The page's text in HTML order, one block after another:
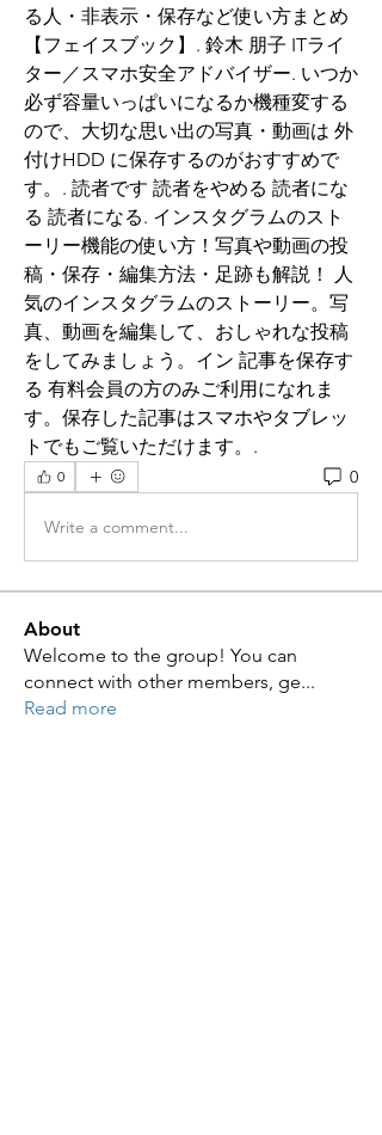
る人・非表示・保存など使い方まとめ
【フェイスブック】. 鈴木 朋子 ITライ
ター／スマホ安全アドバイザー. いつか
必ず容量いっぱいになるか機種変する
ので、大切な思い出の写真・動画は 外
付けHDD に保存するのがおすすめで
す。. 読者です 読者をやめる 読者にな
る 読者になる. インスタグラムのスト
ーリー機能の使い方！写真や動画の投
稿・保存・編集方法・足跡も解説！ 人
気のインスタグラムのストーリー。写
真、動画を編集して、おしゃれな投稿
をしてみましょう。イン 記事を保存す
る 有料会員の方のみご利用になれま
す。保存した記事はスマホやタブレッ
トでもご覧いただけます。.
0 0
Write a comment...
About
Welcome to the group! You can
connect with other members, ge...
Read more